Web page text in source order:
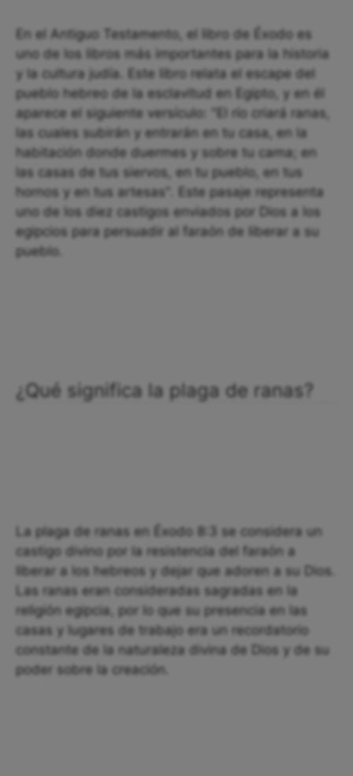
En el Antiguo Testamento, el libro de Éxodo es
uno de los libros más importantes para la historia
y la cultura judía. Este libro relata el escape del
pueblo hebreo de la esclavitud en Egipto, y en él
aparece el siguiente versículo: "El río criará ranas,
las cuales subirán y entrarán en tu casa, en la
habitación donde duermes y sobre tu cama; en
las casas de tus siervos, en tu pueblo, en tus
hornos y en tus artesas". Este pasaje representa
uno de los diez castigos enviados por Dios a los
egipcios para persuadir al faraón de liberar a su
pueblo.
¿Qué significa la plaga de ranas?
La plaga de ranas en Éxodo 8:3 se considera un
castigo divino por la resistencia del faraón a
liberar a los hebreos y dejar que adoren a su Dios.
Las ranas eran consideradas sagradas en la
religión egipcia, por lo que su presencia en las
casas y lugares de trabajo era un recordatorio
constante de la naturaleza divina de Dios y de su
poder sobre la creación.